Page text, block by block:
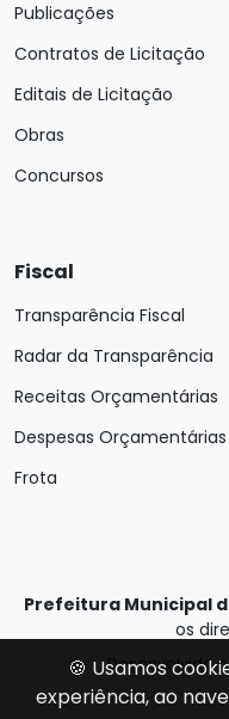
Publicações
Contratos de Licitação
Editais de Licitação
Obras
Concursos
Fiscal
Transparência Fiscal
Radar da Transparência
Receitas Orçamentárias
Despesas Orçamentárias
Frota
Prefeitura Municipal
os
Desenvolvido
🍪 Usamos
experiência, ao